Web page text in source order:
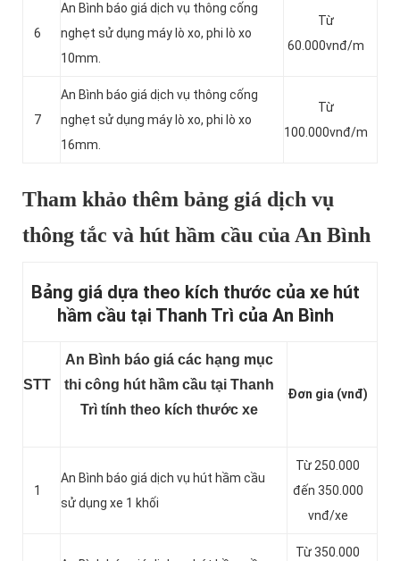
6
An Bình báo giá dịch vụ thông cống
nghẹt sử dụng máy lò xo, phi lò xo
10mm.
Từ
60.000vnđ/m
7
An Bình báo giá dịch vụ thông cống
nghẹt sử dụng máy lò xo, phi lò xo
16mm.
Từ
100.000vnđ/m
Tham khảo thêm bảng giá dịch vụ
thông tắc và hút hầm cầu của An Bình
Bảng giá dựa theo kích thước của xe hút
hầm cầu tại Thanh Trì của An Bình
STT
An Bình báo giá các hạng mục
thi công hút hầm cầu tại Thanh
Trì tính theo kích thước xe
Đơn gia (vnđ)
1
An Bình báo giá dịch vụ hút hầm cầu
sử dụng xe 1 khối
Từ 250.000
đến 350.000
vnđ/xe
Từ 350.000